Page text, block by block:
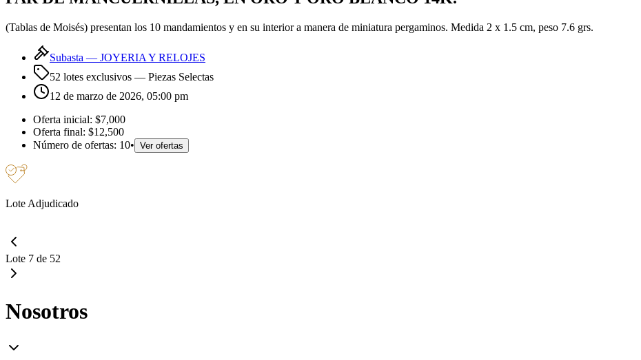
(Tablas de Moisés) presentan los 10 mandamientos y en su interior a manera de miniatura pergaminos. Medida 2 x 1.5 cm, peso 7.6 grs.
Subasta — JOYERIA Y RELOJES
52 lotes exclusivos — Piezas Selectas
12 de marzo de 2026, 05:00 pm
Oferta inicial: $7,000
Oferta final: $12,500
Número de ofertas: 10• Ver ofertas
Lote Adjudicado
Lote 7 de 52
Nosotros